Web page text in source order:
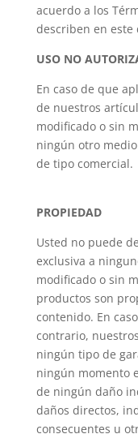
acuerdo a los
describen en este
USO NO
En caso de que
de nuestros
modificado o sin
ningún otro
de tipo comercial.
PROPIEDAD
Usted no puede
exclusiva a
modificado o sin
productos son
contenido. En
contrario,
ningún tipo de
ningún momento
de ningún daño
daños directos,
consecuentes u